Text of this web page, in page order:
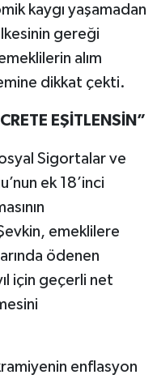
kaygı yaşamadan
gereği
alım
dikkat çekti.
EŞİTLENSİN”
Sigortalar ve
ek 18’inci
emeklilere
ödenen
için geçerli net
enflasyon